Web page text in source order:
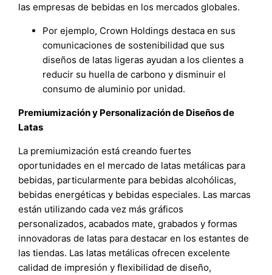
las empresas de bebidas en los mercados globales.
Por ejemplo, Crown Holdings destaca en sus
comunicaciones de sostenibilidad que sus
diseños de latas ligeras ayudan a los clientes a
reducir su huella de carbono y disminuir el
consumo de aluminio por unidad.
Premiumización y Personalización de Diseños de
Latas
La premiumización está creando fuertes
oportunidades en el mercado de latas metálicas para
bebidas, particularmente para bebidas alcohólicas,
bebidas energéticas y bebidas especiales. Las marcas
están utilizando cada vez más gráficos
personalizados, acabados mate, grabados y formas
innovadoras de latas para destacar en los estantes de
las tiendas. Las latas metálicas ofrecen excelente
calidad de impresión y flexibilidad de diseño,